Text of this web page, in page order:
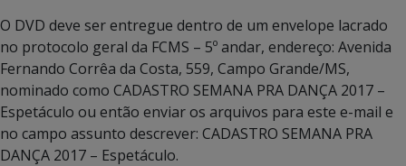
O DVD deve ser entregue dentro de um envelope lacrado
no protocolo geral da FCMS – 5º andar, endereço: Avenida
Fernando Corrêa da Costa, 559, Campo Grande/MS,
nominado como CADASTRO SEMANA PRA DANÇA 2017 –
Espetáculo ou então enviar os arquivos para este e-mail e
no campo assunto descrever: CADASTRO SEMANA PRA
DANÇA 2017 – Espetáculo.